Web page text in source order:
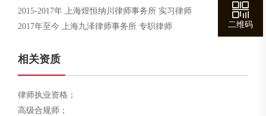
2015-2017年 上海煜恒纳川律师事务所 实习律师
2017年至今 上海九泽律师事务所 专职律师
相关资质
律师执业资格；
高级合规师；
二维码